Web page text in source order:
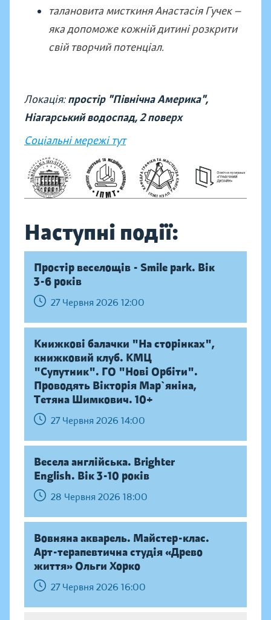
талановита мисткиня Анастасія Гучек —
яка допоможе кожній дитині розкрити
свій творчий потенціал.
Локація:простір "Північна Америка",
Ніагарський водоспад, 2 поверх
Соціальні мережі тут
Наступні події:
Простір веселощів - Smile park. Вік
3-6 років
27 Червня 2026 12:00
Книжкові балачки "На сторінках",
книжковий клуб. КМЦ
"Супутник". ГО "Нові Орбіти".
Проводять Вікторія Мар`яніна,
Тетяна Шимкович. 10+
27 Червня 2026 14:00
Весела англійська. Brighter
English. Вік 3-10 років
28 Червня 2026 18:00
Вовняна акварель. Майстер-клас.
Арт-терапевтична студія «Древо
життя» Ольги Хорко
27 Червня 2026 16:00